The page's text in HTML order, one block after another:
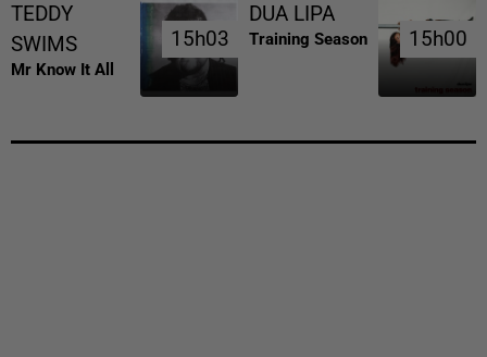
TEDDY
SWIMS
Mr Know It All
15h03
15h03
DUA LIPA
Training Season 15h00
15h00